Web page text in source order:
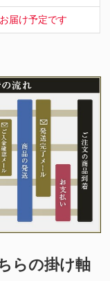
届け予定です
らの掛け軸